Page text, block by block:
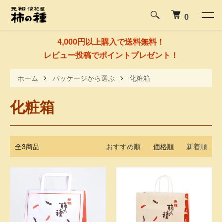
4,000円以上購入で送料無料！
レビュー投稿でポイントプレゼント！
0
ホーム パッケージから選ぶ 化粧箱
化粧箱
全3商品 おすすめ順 価格順 新着順